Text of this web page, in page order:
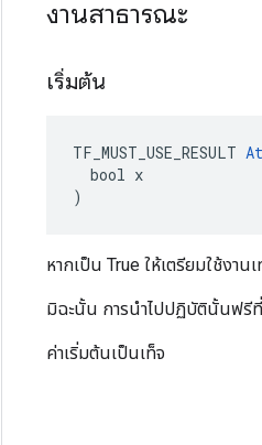
งานสาธารณะ
เริ่มต้น
TF_MUST_USE_RESULT
  bool x
)
หากเป็น True ให้เตรียมใช้งา
มิฉะนั้น การนำไปปฏิบัตินั้นฟรีที่
ค่าเริ่มต้นเป็นเท็จ